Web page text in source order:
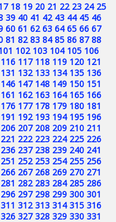
18 19 20 21 22 23 24 25
39 40 41 42 43 44 45 46
60 61 62 63 64 65 66 67
81 82 83 84 85 86 87 88
102 103 104 105 106
116 117 118 119 120 121
131 132 133 134 135 136
146 147 148 149 150 151
161 162 163 164 165 166
176 177 178 179 180 181
191 192 193 194 195 196
206 207 208 209 210 211
221 222 223 224 225 226
236 237 238 239 240 241
251 252 253 254 255 256
266 267 268 269 270 271
281 282 283 284 285 286
296 297 298 299 300 301
311 312 313 314 315 316
326 327 328 329 330 331